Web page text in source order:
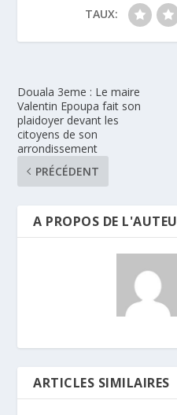
TAUX:
Douala 3eme : Le maire
Valentin Epoupa fait son
plaidoyer devant les
citoyens de son
arrondissement
PRÉCÉDENT
A PROPOS DE
ARTICLES SIMILAIRES